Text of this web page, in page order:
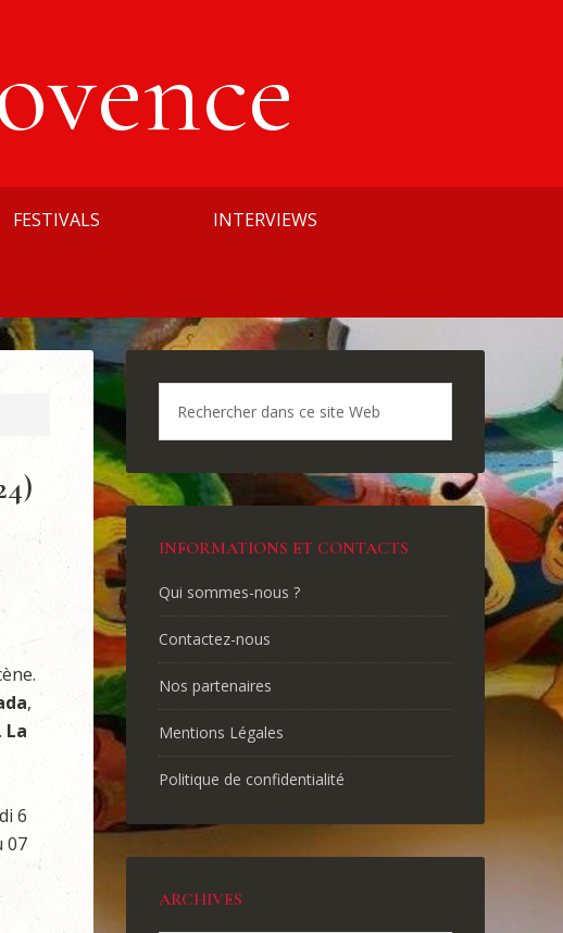
FESTIVALS INTERVIEWS
,
La
6
07
INFORMATIONS ET CONTACTS
Qui sommes-nous ?
Contactez-nous
Nos partenaires
Mentions Légales
Politique de confidentialité
ARCHIVES